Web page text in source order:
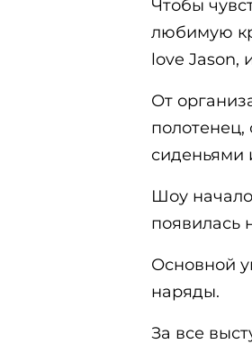
Чтобы
любимую
love Jason,
От
полотенец,
сиденьями
Шоу
появилась
Основной
наряды.
За все